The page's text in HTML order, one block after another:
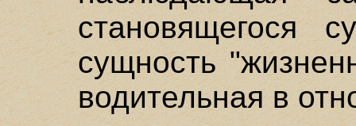
становящегося
сущность
водительная в